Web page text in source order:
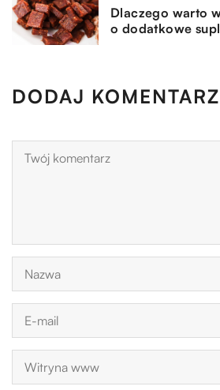
Dlaczego warto
o dodatkowe
DODAJ KOMENTARZ